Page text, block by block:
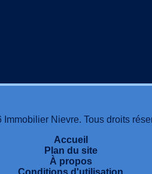
Immobilier Nievre. Tous droits
Accueil
Plan du site
À propos
Conditions d'utilisation